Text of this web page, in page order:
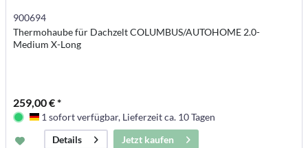
900694
Thermohaube für Dachzelt COLUMBUS/AUTOHOME 2.0-
Medium X-Long
259,00 € *
Deutschland
1 sofort verfügbar, Lieferzeit ca. 10 Tagen
Details
Jetzt kaufen